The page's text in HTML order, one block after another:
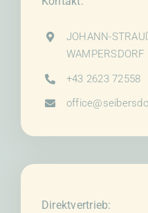
JOHANN-
WAMPERSDORF
+43 2623 72558
Direktvertrieb: